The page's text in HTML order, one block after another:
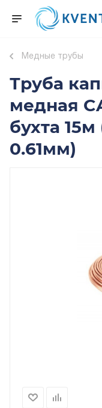
Медные трубы
Труба
медная
бухта
0.61мм)